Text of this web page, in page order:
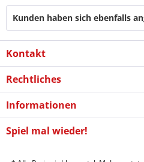
Kunden haben sich ebenfalls
Kontakt
Rechtliches
Informationen
Spiel mal wieder!